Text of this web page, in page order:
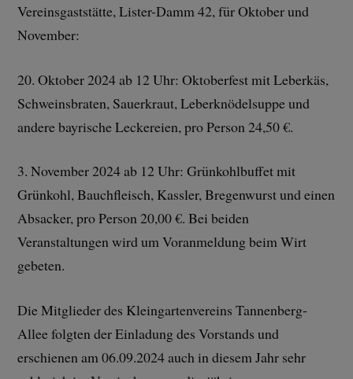
Vereinsgaststätte, Lister-Damm 42, für Oktober und
November:
20. Oktober 2024 ab 12 Uhr: Oktoberfest mit Leberkäs,
Schweinsbraten, Sauerkraut, Leberknödelsuppe und
andere bayrische Leckereien, pro Person 24,50 €.
3. November 2024 ab 12 Uhr: Grünkohlbuffet mit
Grünkohl, Bauchfleisch, Kassler, Bregenwurst und einen
Absacker, pro Person 20,00 €. Bei beiden
Veranstaltungen wird um Voranmeldung beim Wirt
gebeten.
Die Mitglieder des Kleingartenvereins Tannenberg-
Allee folgten der Einladung des Vorstands und
erschienen am 06.09.2024 auch in diesem Jahr sehr